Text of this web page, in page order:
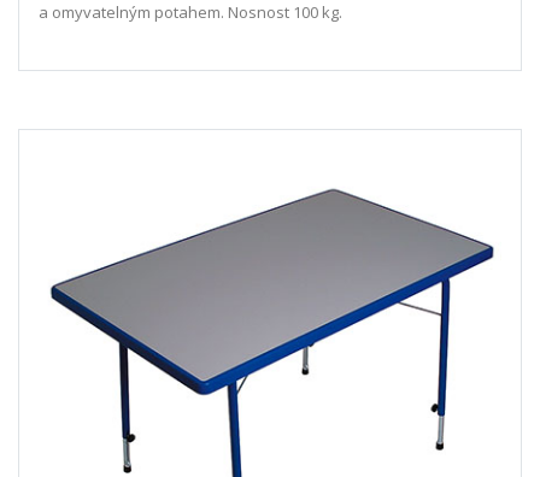
a omyvatelným potahem. Nosnost 100 kg.